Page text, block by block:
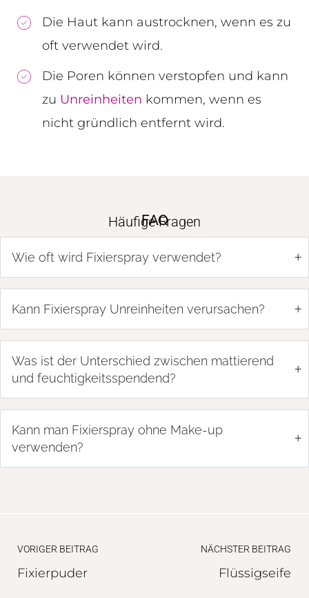
Die Haut kann austrocknen, wenn es zu
oft verwendet wird.
Die Poren können verstopfen und kann
zu Unreinheiten kommen, wenn es
nicht gründlich entfernt wird.
FAQ
Häufige Fragen
Wie oft wird Fixierspray verwendet? +
Kann Fixierspray Unreinheiten verursachen? +
Was ist der Unterschied zwischen mattierend
und feuchtigkeitsspendend?
+
Kann man Fixierspray ohne Make-up
verwenden?
+
VORIGER BEITRAG
Fixierpuder
NÄCHSTER BEITRAG
Flüssigseife